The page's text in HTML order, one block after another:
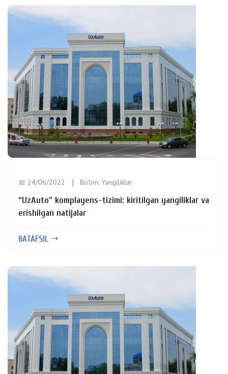
📅 24/06/2022 Bo'lim: Yangiliklar
“UzAuto” komplayens-tizimi: kiritilgan yangiliklar va
erishilgan natijalar
BATAFSIL